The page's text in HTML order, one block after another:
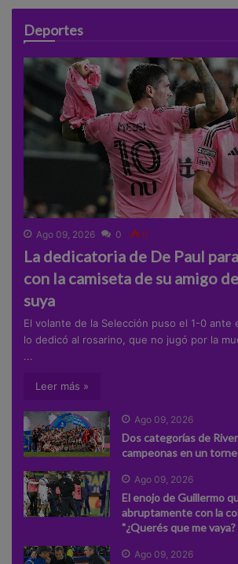
Deportes
Ago 09, 2026 0 0
La dedicatoria de De Paul
con la camiseta de su amigo
suya
El volante de la Selección puso el 1-0 ante
lo dedicó al rosarino, que no jugó por la
...
Leer más »
Ago 09, 2026
Dos categorías de
campeonas en un
Ago 09, 2026
El enojo de Guillermo
abruptamente con la
"¿Querés que me
Ago 09, 2026